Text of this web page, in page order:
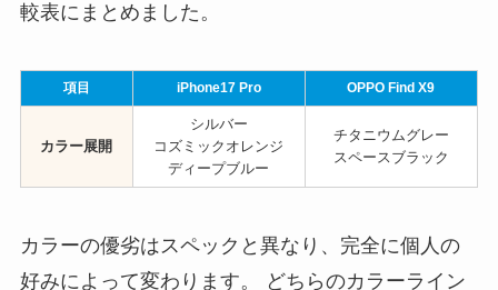
較表にまとめました。
項目 iPhone17 Pro OPPO Find X9
カラー展開
シルバー
コズミックオレンジ
ディープブルー
チタニウムグレー
スペースブラック
カラーの優劣はスペックと異なり、完全に個人の
好みによって変わります。 どちらのカラーライン